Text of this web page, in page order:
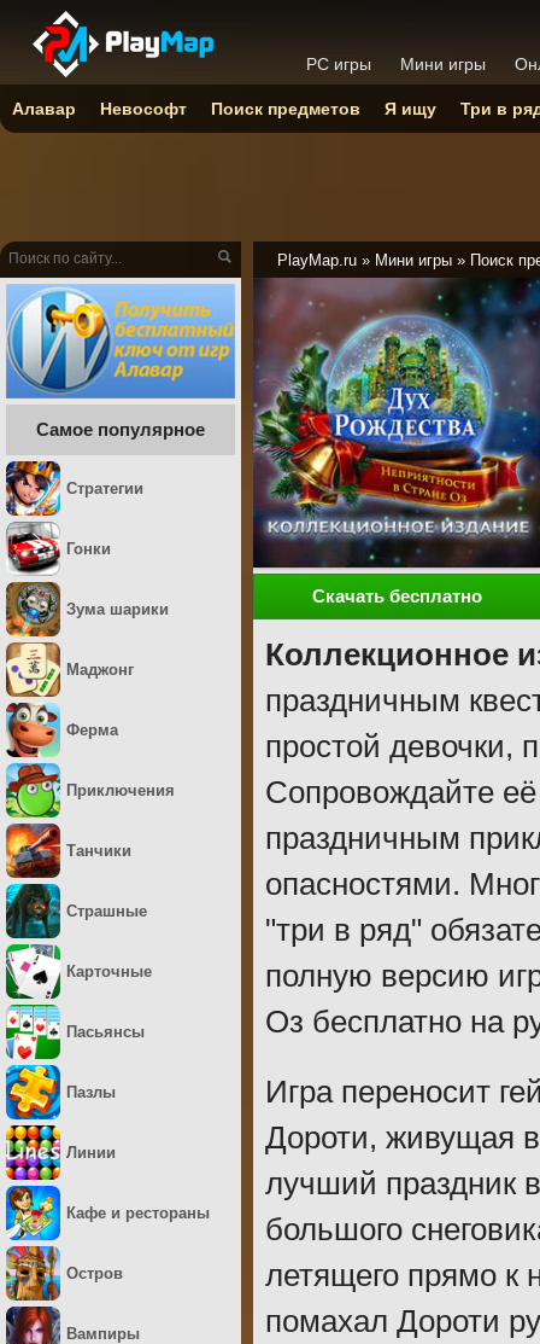
PlayMap.ru » Мини игры » Поиск
Скачать бесплатно
Коллекционное
праздничным
простой девочки,
Сопровождайте
праздничным
опасностями.
"три в ряд"
полную версию
Оз бесплатно на
Игра переносит
Дороти, живущая в
лучший праздник
большого
летящего прямо к
помахал Дороти
Самое популярное
Стратегии
Гонки
Зума шарики
Маджонг
Ферма
Приключения
Танчики
Страшные
Карточные
Пасьянсы
Пазлы
Линии
Кафе и рестораны
Остров
Вампиры
PC игры Мини игры
Алавар Невософт Поиск предметов Я ищу Три в